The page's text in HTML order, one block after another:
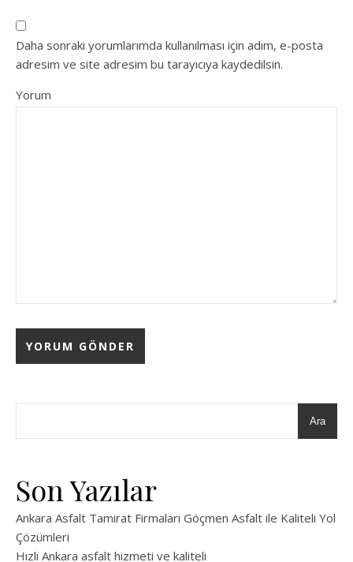
Daha sonraki yorumlarımda kullanılması için adım, e-posta
adresim ve site adresim bu tarayıcıya kaydedilsin.
Yorum
Ara
Son Yazılar
Ankara Asfalt Tamirat Firmaları Göçmen Asfalt ile Kaliteli Yol
Çözümleri
Hızlı Ankara asfalt hizmeti ve kaliteli